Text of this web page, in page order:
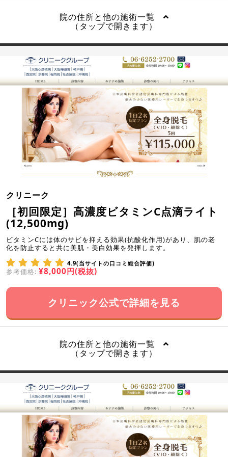
院の住所と他の施術一覧
（タップで開きます）
クリニーク
［初回限定］高濃度ビタミンC点滴ライト
(12,500mg)
ビタミンCには体のサビを抑える効果(抗酸化作用)があり、肌の老
化を防止すると共に美肌・美白効果を発揮します。
4.9(当サイトの口コミ総合評価)
参考価格: ¥8,000円(税抜)
クリニック公式で詳細を見る
院の住所と他の施術一覧
（タップで開きます）